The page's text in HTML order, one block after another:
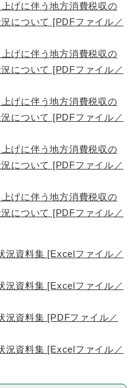
げに伴う地方消費税収の
について [PDFファイル／
げに伴う地方消費税収の
について [PDFファイル／
げに伴う地方消費税収の
について [PDFファイル／
げに伴う地方消費税収の
について [PDFファイル／
げに伴う地方消費税収の
について [PDFファイル／
況資料集 [Excelファイル／
況資料集 [Excelファイル／
況資料集 [PDFファイル／
況資料集 [Excelファイル／